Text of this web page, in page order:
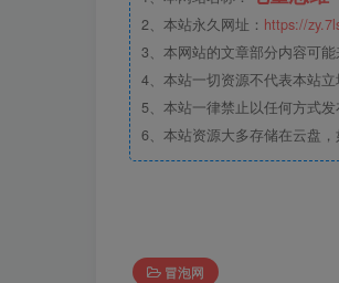
2、本站永久网址： https://
3、本网站的文章部分内容可
4、本站一切资源不代表本站
5、本站一律禁止以任何方式
6、本站资源大多存储在云盘
冒泡网